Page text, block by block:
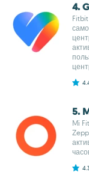
4.
5.
Mi